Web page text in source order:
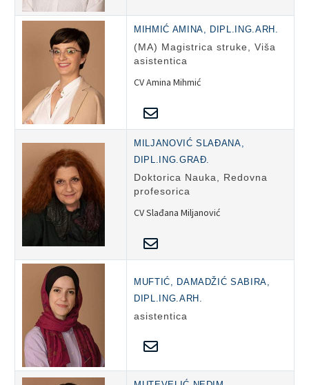
MIHMIĆ AMINA, DIPL.ING.ARH.
(MA) Magistrica struke, Viša
asistentica
CV Amina Mihmić
MILJANOVIĆ SLAĐANA,
DIPL.ING.GRAĐ.
Doktorica Nauka, Redovna
profesorica
CV Slađana Miljanović
MUFTIĆ, DAMADŽIĆ SABIRA,
DIPL.ING.ARH.
asistentica